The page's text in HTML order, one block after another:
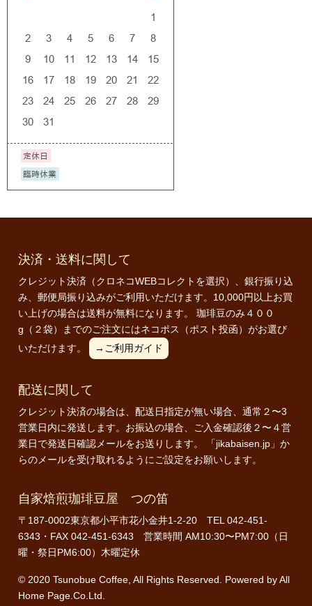
決済・送料に関して
クレジット決済（クロネコWEBコレクトを選択）、銀行振り込
み、郵便局振り込みがご利用いただけます。10,000円以上お買
い上げの場合は送料が無料になります。 珈琲豆のみ４００
g（２袋）までのご注文にはネコポス（ポスト投函）がお選び
いただけます。
→ご利用ガイド
配送に関して
クレジット決済の場合は、配送日指定が無い場合、通常２〜3
営業日内に発送します。お振込の場合、ご入金確認後２〜４営
業日で発送日確認メールをお送りします。 「jikabaisen.jp」か
らのメールを受け取れるようにご設定をお願いします。
自家焙煎珈琲豆屋 つの笛
〒187-0002東京都小平市花小金井1-2-20 TEL 042-451-
6343・FAX 042-451-6343 営業時間 AM10:30〜PM7:00（日
曜・祭日PM6:00）木曜定休
© 2020 Tsunobue Coffee, All Rights Reserved. Powered byAll
Home Page.Co.Ltd.